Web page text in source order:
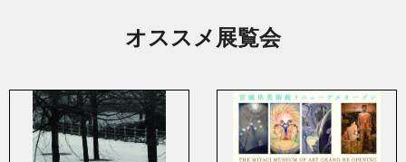
オススメ展覧会